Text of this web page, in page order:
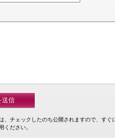
、チェックしたのち公開されますので、すぐ
ください。